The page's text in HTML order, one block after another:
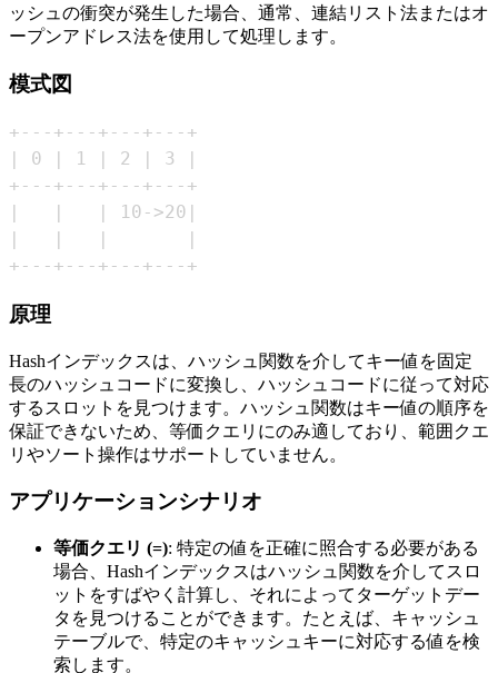
ッシュの衝突が発生した場合、通常、連結リスト法またはオ
ープンアドレス法を使用して処理します。
模式図
+---+---+---+---+
原理
Hashインデックスは、ハッシュ関数を介してキー値を固定
長のハッシュコードに変換し、ハッシュコードに従って対応
するスロットを見つけます。ハッシュ関数はキー値の順序を
保証できないため、等価クエリにのみ適しており、範囲クエ
リやソート操作はサポートしていません。
アプリケーションシナリオ
等価クエリ (=): 特定の値を正確に照合する必要がある
場合、Hashインデックスはハッシュ関数を介してスロ
ットをすばやく計算し、それによってターゲットデー
タを見つけることができます。たとえば、キャッシュ
テーブルで、特定のキャッシュキーに対応する値を検
索します。